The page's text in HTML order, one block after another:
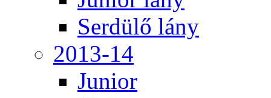
Serdülő lány
2013-14
Junior